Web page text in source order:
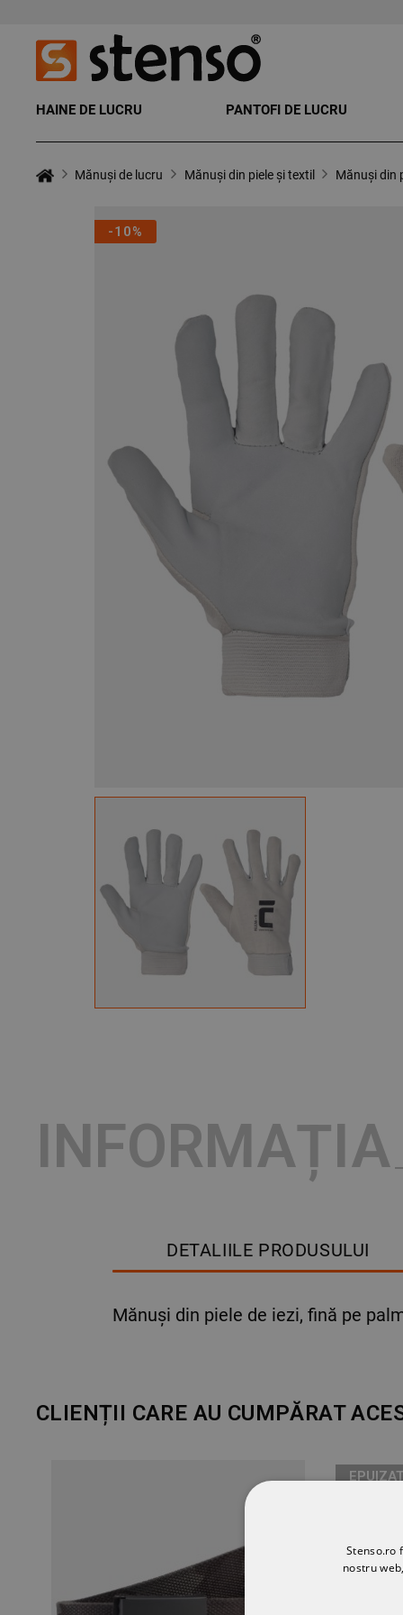
HAINE DE LUCRU PANTOFI DE LUCRU
Mănuși de lucru Mănuși din piele și textil Mănuși din
-10%
INFORMAȚIA
DETALIILE PRODUSULUI
Mănuși din piele de iezi, fină pe
CLIENȚII CARE AU CUMPĂRAT
Stenso.ro
nostru